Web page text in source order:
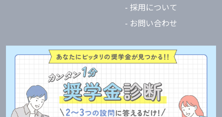
- 採用について
- お問い合わせ